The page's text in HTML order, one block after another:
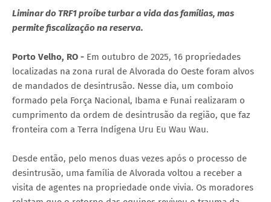
Liminar do TRF1 proíbe turbar a vida das famílias, mas
permite fiscalização na reserva.
Porto Velho, RO - Em outubro de 2025, 16 propriedades
localizadas na zona rural de Alvorada do Oeste foram alvos
de mandados de desintrusão. Nesse dia, um comboio
formado pela Força Nacional, Ibama e Funai realizaram o
cumprimento da ordem de desintrusão da região, que faz
fronteira com a Terra Indígena Uru Eu Wau Wau.
Desde então, pelo menos duas vezes após o processo de
desintrusão, uma família de Alvorada voltou a receber a
visita de agentes na propriedade onde vivia. Os moradores